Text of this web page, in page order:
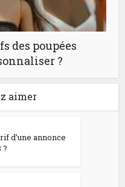
des poupées
?
aimer
d’une annonce
?